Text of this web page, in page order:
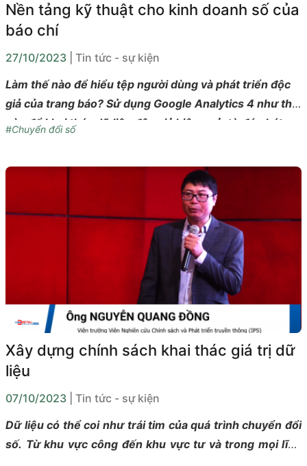
Nền tảng kỹ thuật cho kinh doanh số của
báo chí
27/10/2023
| Tin tức - sự kiện
Làm thế nào để hiểu tệp người dùng và phát triển độc
giả của trang báo? Sử dụng Google Analytics 4 như thế
nào để khai thác dữ liệu độc giả hiệu quả, từ đó phát
#Chuyển đổi số
Xây dựng chính sách khai thác giá trị dữ
liệu
07/10/2023
| Tin tức - sự kiện
Dữ liệu có thể coi như trái tim của quá trình chuyển đổi
số. Từ khu vực công đến khu vực tư và trong mọi lĩnh